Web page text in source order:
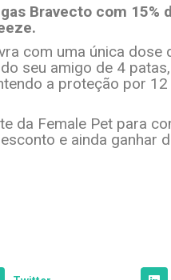
Bravecto com 15%
com uma única dose
seu amigo de 4
a proteção por 12
da Female Pet para
e ainda ganhar